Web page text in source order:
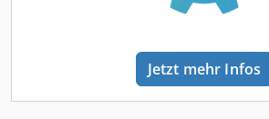
Flachstahlstation Tisch an der
Kontaktauslösung, für Flach, Winkel-
Hydr. Antrieb 2 FußauslöserJetzt mehr Infos